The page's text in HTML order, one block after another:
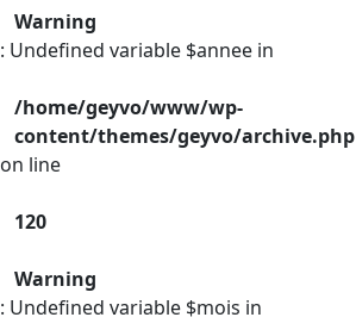
Warning
: Undefined variable $annee in
/home/geyvo/www/wp-
content/themes/geyvo/archive.php
on line
120
Warning
: Undefined variable $mois in